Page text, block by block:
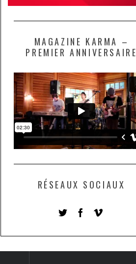
MAGAZINE KARMA –
PREMIER ANNIVERSAIRE
RÉSEAUX SOCIAUX